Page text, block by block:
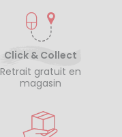
Click & Collect
Retrait gratuit en
magasin